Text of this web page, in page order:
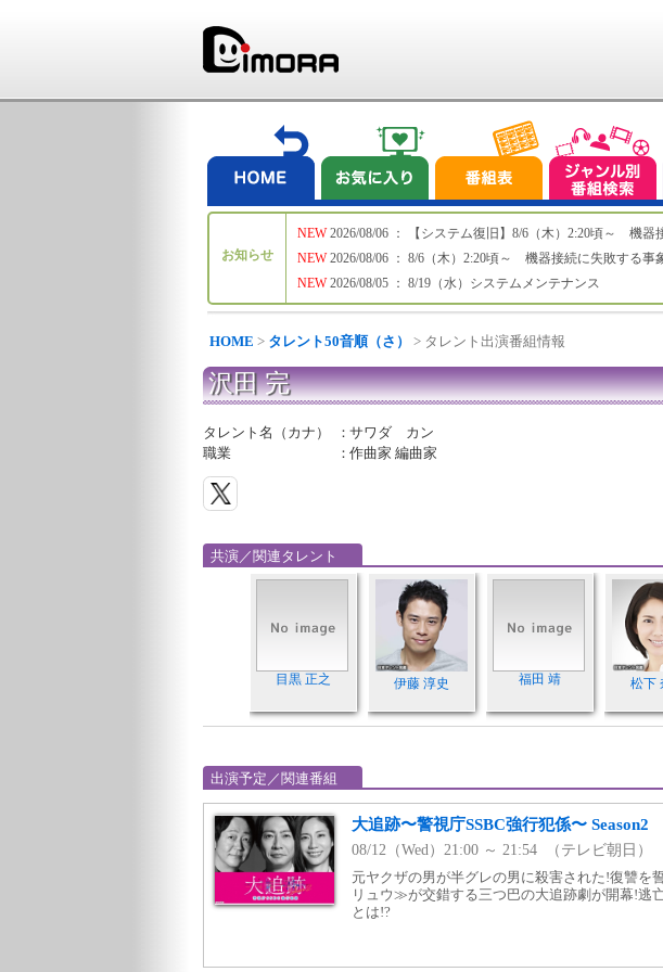
お知らせ
NEW
NEW
NEW
2026/08/06 ： 【システム復旧】8/6（木）2:20頃～ 機器
2026/08/06 ： 8/6（木）2:20頃～ 機器接続に失敗する事
2026/08/05 ： 8/19（水）システムメンテナンス
HOME > タレント50音順（さ） > タレント出演番組情報
沢田 完
タレント名（カナ） ：サワダ カン
職業
：作曲家 編曲家
共演／関連タレント
目黒 正之 伊藤 淳史 福田 靖 松下
出演予定／関連番組
大追跡〜警視庁SSBC強行犯係〜
08/12（Wed）21:00 ～ 21:54 （テレビ朝日）
元ヤクザの男が半グレの男に殺害された!復讐を
リュウ≫が交錯する三つ巴の大追跡劇が開幕!逃
とは!?